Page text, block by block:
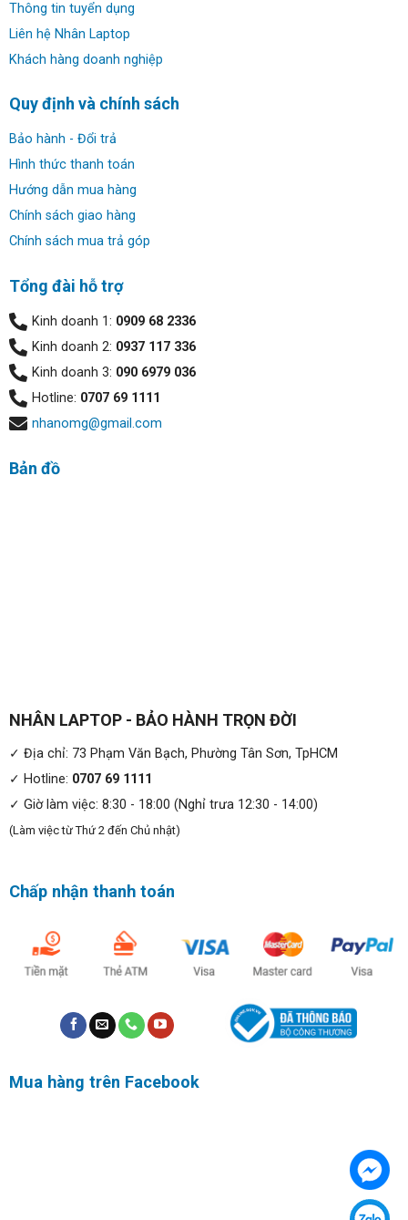
Thông tin tuyển dụng
Liên hệ Nhân Laptop
Khách hàng doanh nghiệp
Quy định và chính sách
Bảo hành - Đổi trả
Hình thức thanh toán
Hướng dẫn mua hàng
Chính sách giao hàng
Chính sách mua trả góp
Tổng đài hỗ trợ
Kinh doanh 1: 0909 68 2336
Kinh doanh 2: 0937 117 336
Kinh doanh 3: 090 6979 036
Hotline: 0707 69 1111
nhanomg@gmail.com
Bản đồ
NHÂN LAPTOP - BẢO HÀNH TRỌN ĐỜI
✓ Địa chỉ: 73 Phạm Văn Bạch, Phường Tân Sơn, TpHCM
✓ Hotline: 0707 69 1111
✓ Giờ làm việc: 8:30 - 18:00 (Nghỉ trưa 12:30 - 14:00)
(Làm việc từ Thứ 2 đến Chủ nhật)
Chấp nhận thanh toán
Mua hàng trên Facebook